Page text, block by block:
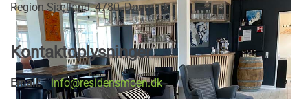
Region Sjælland, 4780, Danmark
Kontaktoplysninger
Email:
info@residensmoen.dk